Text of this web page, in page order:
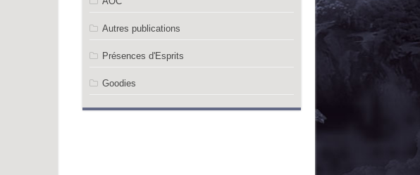
Autres publications
Présences d'Esprits
Goodies